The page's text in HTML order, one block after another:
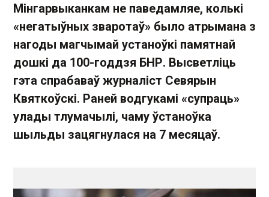
Мінгарвыканкам не паведамляе, колькі
«негатыўных зваротаў» было атрымана з
нагоды магчымай устаноўкі памятнай
дошкі да 100-годдзя БНР. Высветліць
гэта спрабаваў журналіст Севярын
Квяткоўскі. Раней водгукамі «супраць»
улады тлумачылі, чаму ўстаноўка
шыльды зацягнулася на 7 месяцаў.